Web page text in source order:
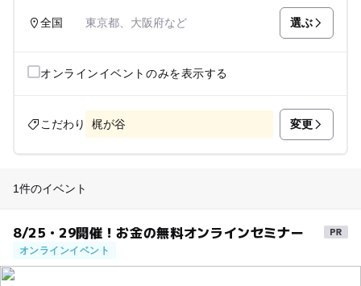
全国 東京都、大阪府など 選ぶ
オンラインイベントのみを表示する
こだわり 梶が谷 変更
1件のイベント
8/25・29開催！お金の無料オンラインセミナー
オンラインイベント